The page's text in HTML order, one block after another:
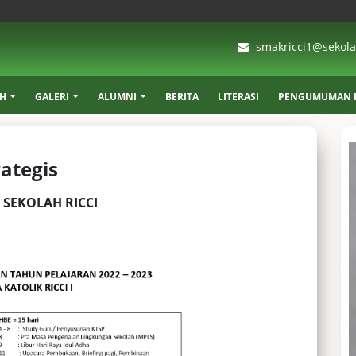
GALERI ALUMNI BERITA LITERASI PENGUMUMAN
RICCI